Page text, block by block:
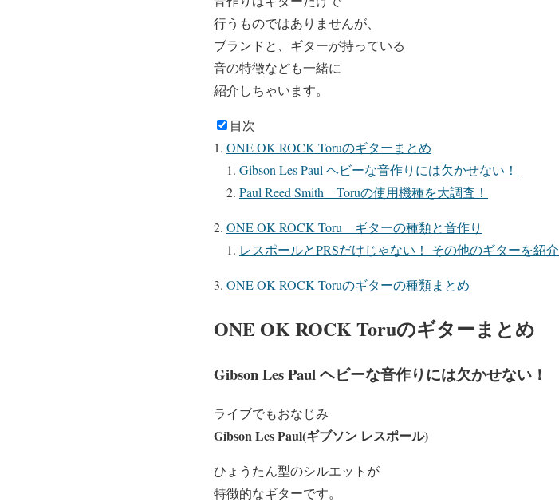
行うものではありませんが、
ブランドと、ギターが持っている
音の特徴なども一緒に
紹介しちゃいます。
目次
ONE OK ROCK Toruのギターまとめ
Gibson Les Paul ヘビーな音作りには欠かせない！
Paul Reed Smith Toruの使用機種を大調査！
ONE OK ROCK Toru ギターの種類と音作り
レスポールとPRSだけじゃない！ その他のギターを紹介
ONE OK ROCK Toruのギターの種類まとめ
ONE OK ROCK Toruのギターまとめ
Gibson Les Paul ヘビーな音作りには欠かせない！
ライブでもおなじみ
Gibson Les Paul(ギブソン レスポール)
ひょうたん型のシルエットが
特徴的なギターです。